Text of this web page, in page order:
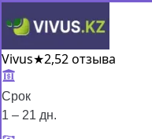
Vivus★2,52 отзыва
Срок
1 – 21 дн.